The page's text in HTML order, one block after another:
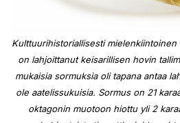
Kulttuurihistoriallisesti mielenkiintoinen
on lahjoittanut keisarillisen hovin
mukaisia sormuksia oli tapana antaa
ole aatelissukuisia. Sormus on 21
oktagonin muotoon hiottu yli 2